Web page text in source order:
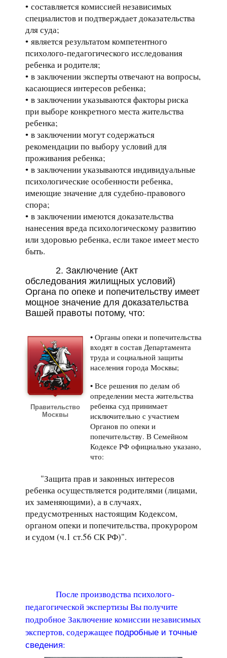
составляется комиссией независимых
специалистов и подтверждает доказательства
для суда;
является результатом компетентного
психолого-педагогического исследования
ребенка и родителя;
в заключении эксперты отвечают на вопросы,
касающиеся интересов ребенка;
в заключении указываются факторы риска
при выборе конкретного места жительства
ребенка;
в заключении могут содержаться
рекомендации по выбору условий для
проживания ребенка;
в заключении указываются индивидуальные
психологические особенности ребенка,
имеющие значение для судебно-правового
спора;
в заключении имеются доказательства
нанесения вреда психологическому развитию
или здоровью ребенка, если такое имеет место
быть.
2. Заключение (Акт
обследования жилищных условий)
Органа по опеке и попечительству имеет
мощное значение для доказательства
Вашей правоты потому, что:
Правительство
Москвы
Органы опеки и попечительства
входят в состав Департамента
труда и социальной защиты
населения города Москвы;
Все решения по делам об
определении места жительства
ребенка суд принимает
исключительно с участием
Органов по опеки и
попечительству. В Семейном
Кодексе РФ официально указано,
что:
"Защита прав и законных интересов
ребенка осуществляется родителями (лицами,
их заменяющими), а в случаях,
предусмотренных настоящим Кодексом,
органом опеки и попечительства, прокурором
и судом (ч.1 ст.56 СК РФ)".
После производства психолого-
педагогической экспертизы Выполучите
подробное Заключение комиссии независимых
экспертов, содержащее подробные и точные
сведения: